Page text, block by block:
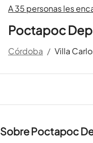
A 35 personas les
Poctapoc
Córdoba / Villa
Sobre Poctapoc